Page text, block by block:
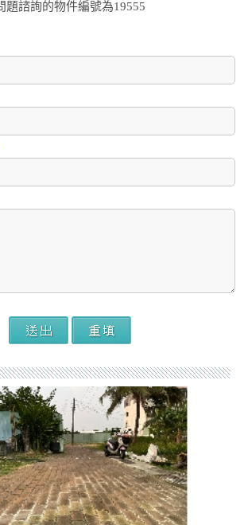
題諮詢的物件編號為19555